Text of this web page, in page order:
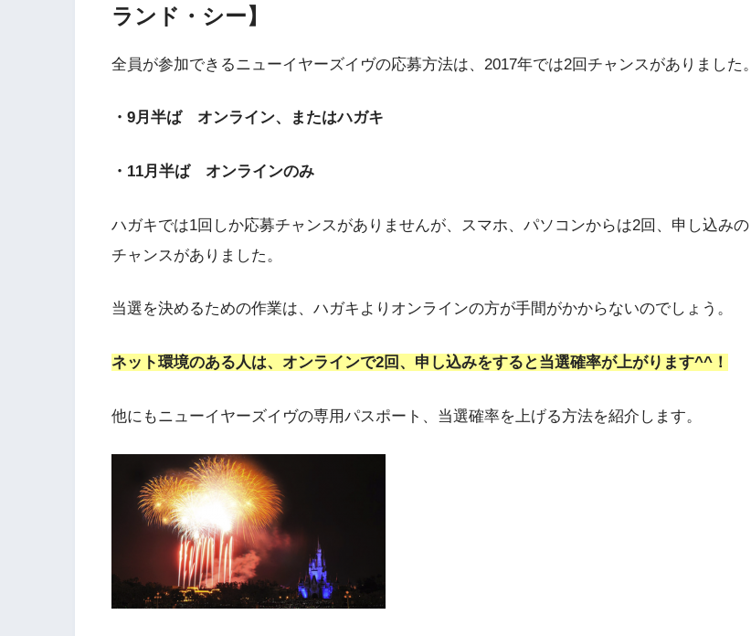
ランド・シー】
全員が参加できるニューイヤーズイヴの応募方法は、2017年では2回チャンスがありました。
・9月半ば オンライン、またはハガキ
・11月半ば オンラインのみ
ハガキでは1回しか応募チャンスがありませんが、スマホ、パソコンからは2回、申し込みの
チャンスがありました。
当選を決めるための作業は、ハガキよりオンラインの方が手間がかからないのでしょう。
ネット環境のある人は、オンラインで2回、申し込みをすると当選確率が上がります^^！
他にもニューイヤーズイヴの専用パスポート、当選確率を上げる方法を紹介します。